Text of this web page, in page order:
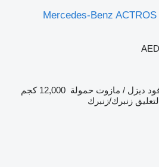
Mercedes-Benz
ديزل / مازوت حمولة 12,000 كجم
زنبرك/زنبرك